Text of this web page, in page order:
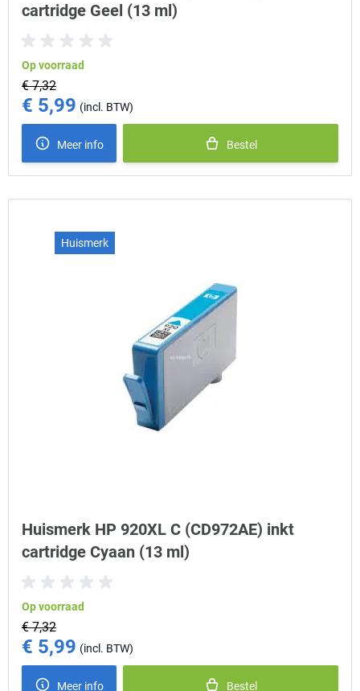
cartridge Geel (13 ml)
Op voorraad
€ 7,32
Special Price
€ 5,99
Meer info Bestel
Huismerk
Huismerk HP 920XL C (CD972AE) inkt
cartridge Cyaan (13 ml)
Op voorraad
€ 7,32
Special Price
€ 5,99
Meer info Bestel